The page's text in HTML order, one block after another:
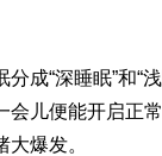
成“深睡眠”和
会儿便能开启正
爆发。